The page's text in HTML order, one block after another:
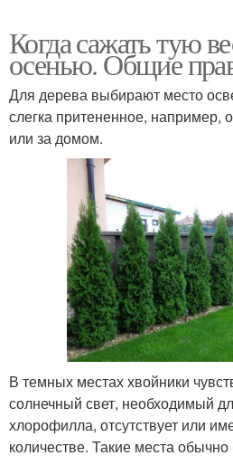
Когда сажать тую
осенью. Общие
Для дерева выбирают место
слегка притененное, например,
или за домом.
В темных местах хвойники
солнечный свет, необходимый
хлорофилла, отсутствует или
количестве. Такие места